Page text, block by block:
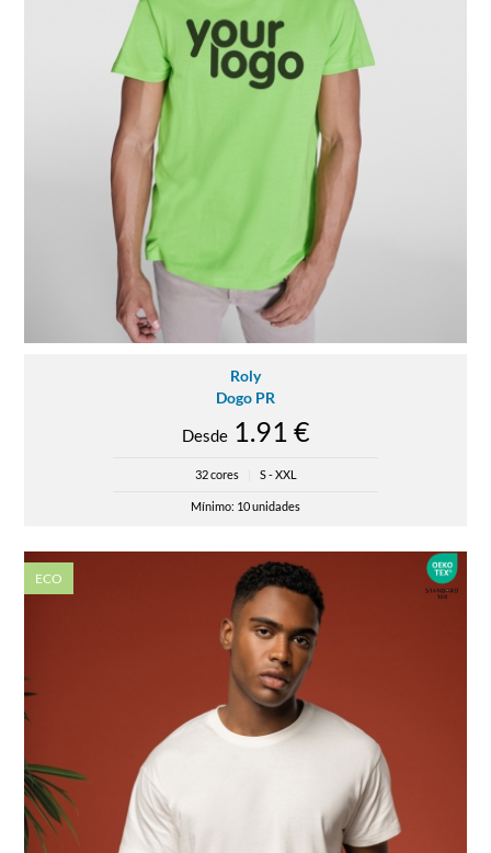
Roly
Dogo PR
Desde1.91 €
32 cores S - XXL
Mínimo: 10 unidades
ECO